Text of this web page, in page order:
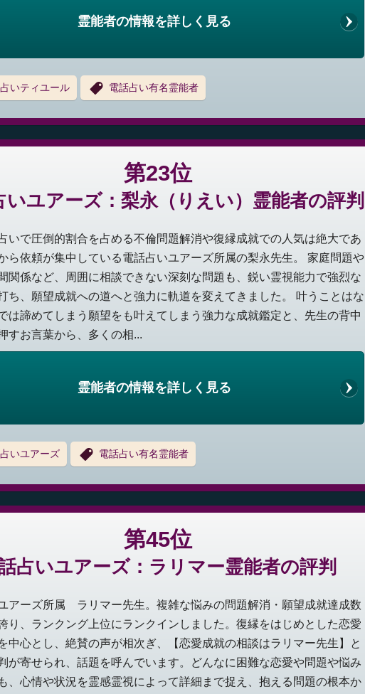
霊能者の情報を詳しく見る
いティユール 電話占い有名霊能者
第23位
いユアーズ：梨永（りえい）霊能者の評判
いで圧倒的割合を占める不倫問題解消や復縁成就での人気は絶大であ
ら依頼が集中している電話占いユアーズ所属の梨永先生。 家庭問題や
関係など、周囲に相談できない深刻な問題も、鋭い霊視能力で強烈な
ち、願望成就への道へと強力に軌道を変えてきました。 叶うことはな
は諦めてしまう願望をも叶えてしまう強力な成就鑑定と、先生の背中
すお言葉から、多くの相...
霊能者の情報を詳しく見る
いユアーズ 電話占い有名霊能者
第45位
占いユアーズ：ラリマー霊能者の評判
アーズ所属 ラリマー先生。複雑な悩みの問題解消・願望成就達成数
り、ランクング上位にランクインしました。復縁をはじめとした恋愛
中心とし、絶賛の声が相次ぎ、【恋愛成就の相談はラリマー先生】と
が寄せられ、話題を呼んでいます。どんなに困難な恋愛や問題や悩み
、心情や状況を霊感霊視によって詳細まで捉え、抱える問題の根本か